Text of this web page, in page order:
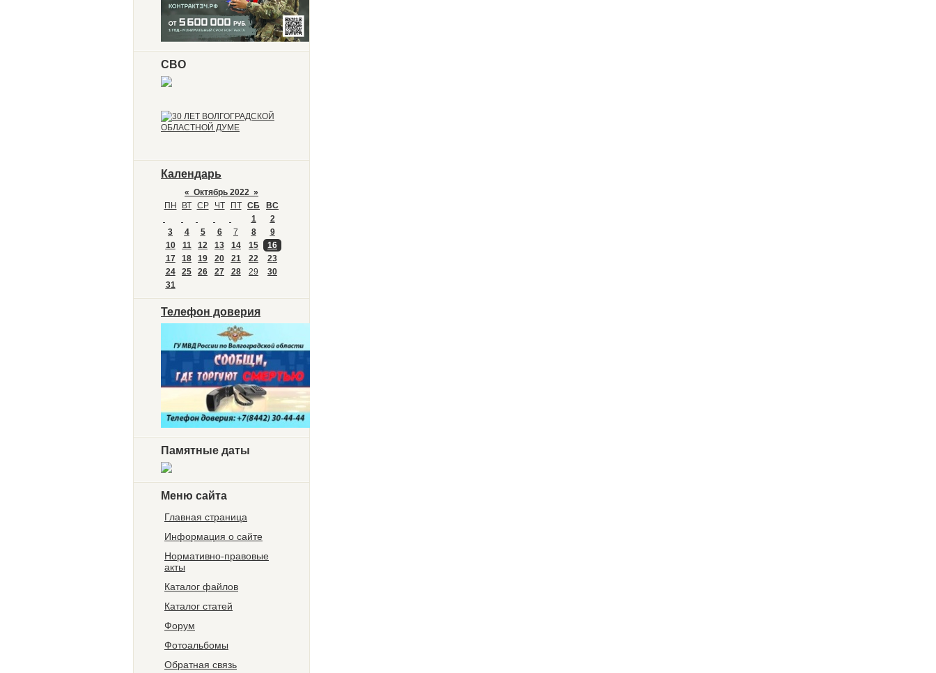
СВО
Календарь
« Октябрь 2022 »
ПН
ВТ СР ЧТ ПТ СБ
ВС
1
2
3
4 5 6 7 8
9
10
11 12 13 14 15
16
17
18 19 20 21 22
23
24
25 26 27 28 29
30
31
Телефон доверия
Памятные даты
Меню сайта
Главная страница
Информация о сайте
Нормативно-правовые
акты
Каталог файлов
Каталог статей
Форум
Фотоальбомы
Обратная связь